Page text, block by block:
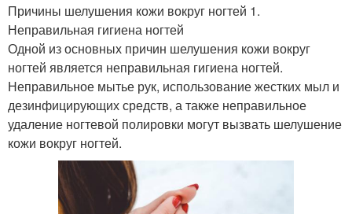
Причины шелушения кожи вокруг ногтей 1.
Неправильная гигиена ногтей
Одной из основных причин шелушения кожи вокруг
ногтей является неправильная гигиена ногтей.
Неправильное мытье рук, использование жестких мыл и
дезинфицирующих средств, а также неправильное
удаление ногтевой полировки могут вызвать шелушение
кожи вокруг ногтей.